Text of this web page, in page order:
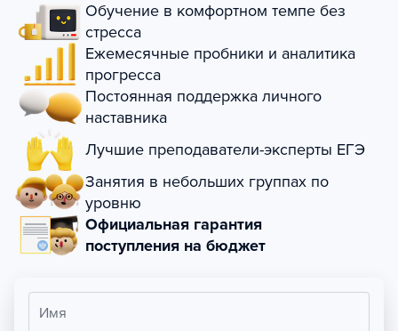
Обучение в комфортном темпе без
стресса
Ежемесячные пробники и аналитика
прогресса
Постоянная поддержка личного
наставника
Лучшие преподаватели-эксперты ЕГЭ
Занятия в небольших группах по
уровню
Официальная гарантия
поступления на бюджет
Имя